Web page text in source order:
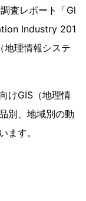
査レポート「Gl
Industry 201
地理情報システ
けGIS（地理情
別、地域別の動
ます。